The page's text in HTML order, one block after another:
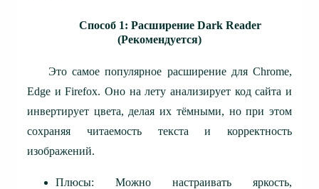
Способ 1: Расширение Dark Reader
(Рекомендуется)
Это самое популярное расширение для Chrome,
Edge и Firefox. Оно на лету анализирует код сайта и
инвертирует цвета, делая их тёмными, но при этом
сохраняя читаемость текста и корректность
изображений.
Плюсы: Можно настраивать яркость,